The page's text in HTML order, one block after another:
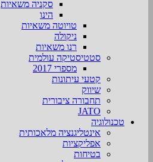
סקניה משאיות
הינו
טויוטה משאיות
ניקולה
רנו משאיות
סטטיסטיקה עולמית
מספרי 2017
קטעי עיתונות
שיווק
תחבורה ציבורית
JATO
טכנולוגיה
אינטליגנציה מלאכותית
אפליקציות
בטיחות